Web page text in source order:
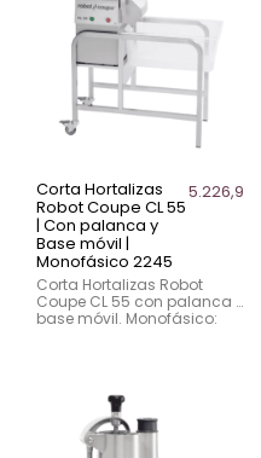
Corta Hortalizas
Robot Coupe CL 55
| Con palanca y
Base móvil |
Monofásico 2245
5.226,93 €
Corta Hortalizas Robot
Coupe CL 55 con palanca y
base móvil. Monofásico: